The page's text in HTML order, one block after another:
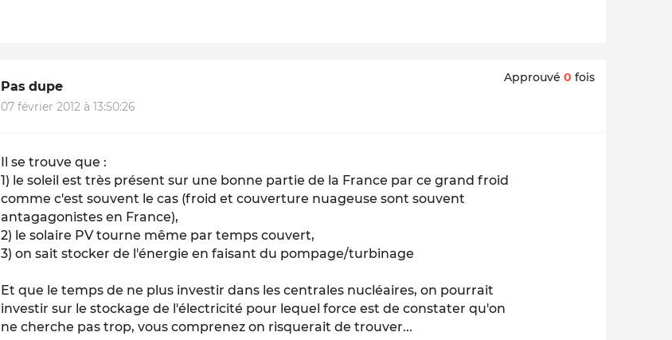
Pas dupe
07 février 2012 à 13:50:26
Approuvé 0 fois
Il se trouve que :
1) le soleil est très présent sur une bonne partie de la France par ce grand froid
comme c'est souvent le cas (froid et couverture nuageuse sont souvent
antagagonistes en France),
2) le solaire PV tourne même par temps couvert,
3) on sait stocker de l'énergie en faisant du pompage/turbinage
Et que le temps de ne plus investir dans les centrales nucléaires, on pourrait
investir sur le stockage de l'électricité pour lequel force est de constater qu'on
ne cherche pas trop, vous comprenez on risquerait de trouver...